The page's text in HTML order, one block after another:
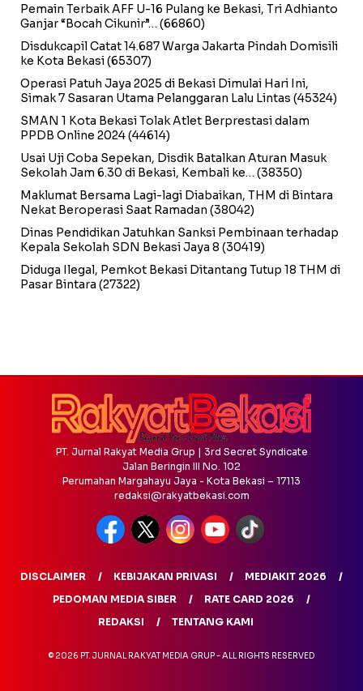
Pemain Terbaik AFF U-16 Pulang ke Bekasi, Tri Adhianto
Ganjar “Bocah Cikunir”… (66860)
Disdukcapil Catat 14.687 Warga Jakarta Pindah Domisili
ke Kota Bekasi(65307)
Operasi Patuh Jaya 2025 di Bekasi Dimulai Hari Ini,
Simak 7 Sasaran Utama Pelanggaran Lalu Lintas (45324)
SMAN 1 Kota Bekasi Tolak Atlet Berprestasi dalam
PPDB Online 2024(44614)
Usai Uji Coba Sepekan, Disdik Batalkan Aturan Masuk
Sekolah Jam 6.30 di Bekasi, Kembali ke… (38350)
Maklumat Bersama Lagi-lagi Diabaikan, THM di Bintara
Nekat Beroperasi Saat Ramadan (38042)
Dinas Pendidikan Jatuhkan Sanksi Pembinaan terhadap
Kepala Sekolah SDN Bekasi Jaya 8 (30419)
Diduga Ilegal, Pemkot Bekasi Ditantang Tutup 18 THM di
Pasar Bintara (27322)
PT. Jurnal Rakyat Media Grup | 3rd Secret Syndicate
Jalan Beringin III No. 102
Perumahan Margahayu Jaya - Kota Bekasi – 17113
redaksi@rakyatbekasi.com
DISCLAIMER KEBIJAKAN PRIVASI
MEDIAKIT 2026
PEDOMAN MEDIA SIBER
RATE CARD 2026
REDAKSI
TENTANG KAMI
© 2026 PT. JURNAL RAKYAT MEDIA GRUP - ALL RIGHTS RESERVED